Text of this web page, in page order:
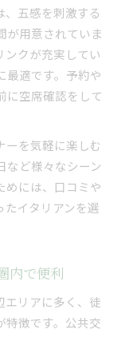
アン探し
とピザの魅力
しめる店選び
アンの選び方
が狙い目
目ポイント
野エリアで
びが鍵
力と選び方
時間
しい時間を
五感を刺激する
が用意されていま
ンクが充実してい
最適です。予約や
に空席確認をして
ーを気軽に楽しむ
など様々なシーン
めには、口コミや
たイタリアンを選
内で便利
エリアに多く、徒
特徴です。公共交